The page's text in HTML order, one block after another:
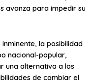
avanza para impedir su
la posibilidad
nacional-popular,
una alternativa a los
de cambiar el